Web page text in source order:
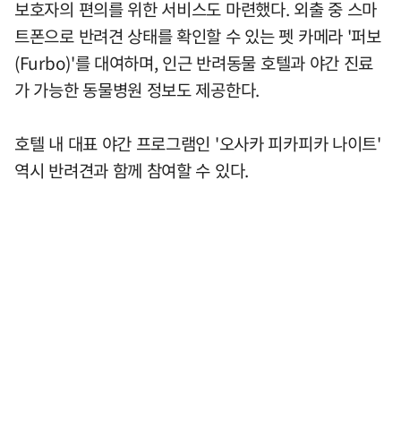
보호자의 편의를 위한 서비스도 마련했다. 외출 중 스마
트폰으로 반려견 상태를 확인할 수 있는 펫 카메라 '퍼보
(Furbo)'를 대여하며, 인근 반려동물 호텔과 야간 진료
가 가능한 동물병원 정보도 제공한다.
호텔 내 대표 야간 프로그램인 '오사카 피카피카 나이트'
역시 반려견과 함께 참여할 수 있다.